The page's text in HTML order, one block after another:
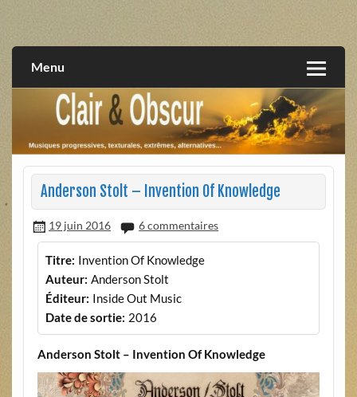
extrêmes, alternatives, texturales
Menu
Anderson Stolt – Invention Of Knowledge
19 juin 2016 6 commentaires
Titre: Invention Of Knowledge
Auteur: Anderson Stolt
Éditeur: Inside Out Music
Date de sortie: 2016
Anderson Stolt – Invention Of Knowledge